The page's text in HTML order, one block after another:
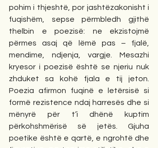
pohim i thjeshtë, por jashtëzakonisht i
fuqishëm, sepse përmbledh gjithë
thelbin e poezisë: ne ekzistojmë
përmes asaj që lëmë pas – fjalë,
mendime, ndjenja, vargje. Mesazhi
kryesor i poezisë është se njeriu nuk
zhduket sa kohë fjala e tij jeton.
Poezia afirmon fuqinë e letërsisë si
formë rezistence ndaj harresës dhe si
mënyrë për t’i dhënë kuptim
përkohshmërisë së jetës. Gjuha
poetike është e qartë, e ngrohtë dhe